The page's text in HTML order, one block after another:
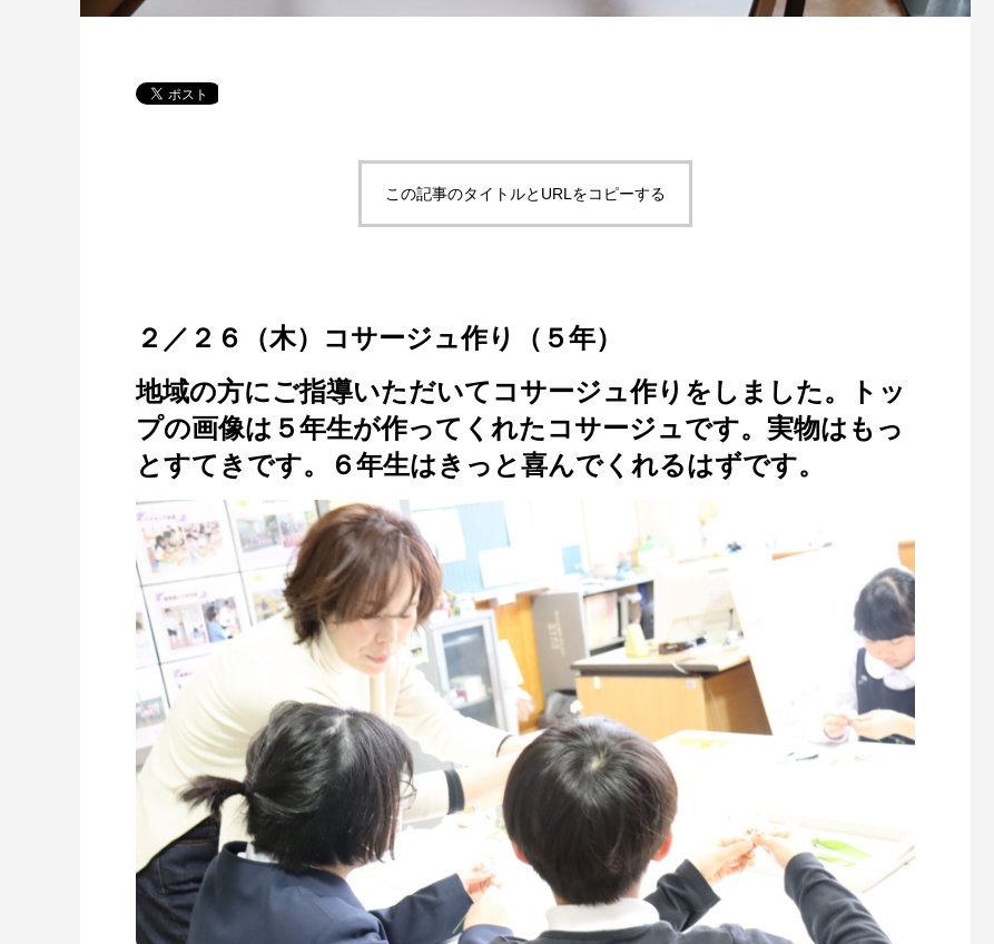
この記事のタイトルとURLをコピーする
２／２６（木）コサージュ作り（５年）
地域の方にご指導いただいてコサージュ作りをしました。トッ
プの画像は５年生が作ってくれたコサージュです。実物はもっ
とすてきです。６年生はきっと喜んでくれるはずです。